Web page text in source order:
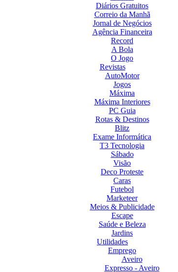
Diários Gratuitos
Correio da Manhã
Jornal de Negócios
Agência Financeira
Record
A Bola
O Jogo
Revistas
AutoMotor
Jogos
Máxima
Máxima Interiores
PC Guia
Rotas & Destinos
Blitz
Exame Informática
T3 Tecnologia
Sábado
Visão
Deco Proteste
Caras
Futebol
Marketeer
Meios & Publicidade
Escape
Saúde e Beleza
Jardins
Utilidades
Emprego
Aveiro
Expresso - Aveiro